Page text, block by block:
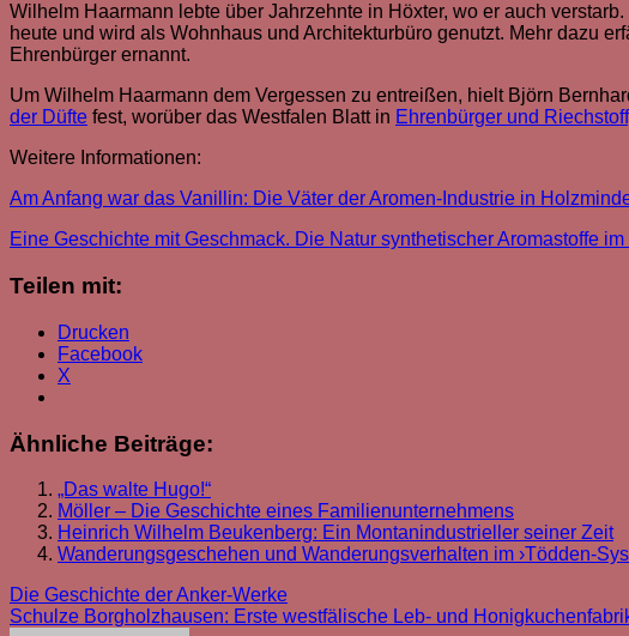
Wilhelm Haarmann lebte über Jahrzehnte in Höxter, wo er auch
heute und wird als Wohnhaus und Architekturbüro genutzt. Mehr dazu
Ehrenbürger ernannt.
Um Wilhelm Haarmann dem Vergessen zu entreißen, hielt Björn
der Düfte fest, worüber das Westfalen Blatt in Ehrenbürger und
Weitere Informationen:
Am Anfang war das Vanillin: Die Väter der Aromen-Industrie in
Eine Geschichte mit Geschmack. Die Natur synthetischer Aromastoffe
Teilen mit:
Drucken
Facebook
X
Ähnliche Beiträge:
„Das walte Hugo!“
Möller – Die Geschichte eines Familienunternehmens
Heinrich Wilhelm Beukenberg: Ein Montanindustrieller seiner Zeit
Wanderungsgeschehen und Wanderungsverhalten im ›Tödden-
Beitragsnavigation
Die Geschichte der Anker-Werke
Schulze Borgholzhausen: Erste westfälische Leb- und